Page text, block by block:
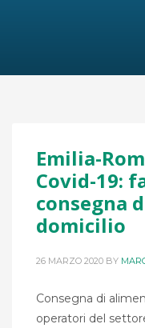
Emilia-
Covid-19:
consegna
domicilio
26 MARZO 2020 BY
Consegna di
operatori del